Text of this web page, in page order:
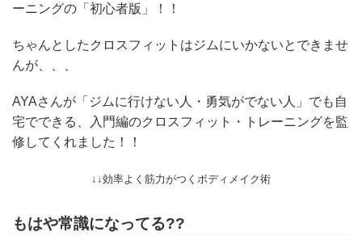
ーニングの「初心者版」！！
ちゃんとしたクロスフィットはジムにいかないとできませ
んが、、、
AYAさんが「ジムに行けない人・勇気がでない人」でも自
宅でできる、入門編のクロスフィット・トレーニングを監
修してくれました！！
↓↓効率よく筋力がつくボディメイク術
もはや常識になってる??